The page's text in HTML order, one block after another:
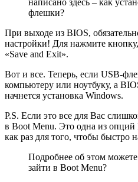
написано здесь – как
флешки?
При выходе из BIOS,
настройки! Для нажмите кнопку,
«Save and Exit».
Вот и все. Теперь, если USB-
компьютеру или ноутбуку, а
начнется установка Windows.
P.S. Если это все для Вас
в Boot Menu. Это одна из опций
как раз для того, чтобы быстро
Подробнее об этом можете
зайти в Boot Menu?